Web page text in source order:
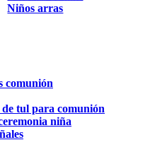
Niños arras
comunión
de tul para comunión
niña